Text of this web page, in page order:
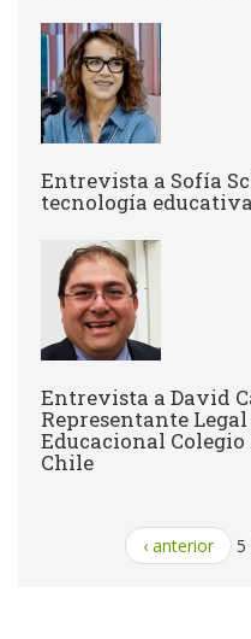
Entrevista a Sofía
tecnología educativa
Entrevista a David
Representante
Educacional
Chile
‹ anterior 5